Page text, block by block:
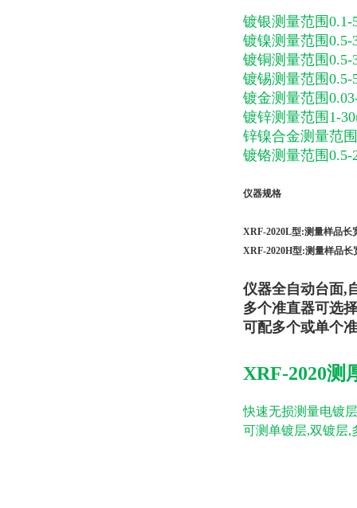
镀银测量范围0.1-
镀镍测量范围0.5-
镀铜测量范围0.5-
镀锡测量范围0.5-
镀金测量范围
镀锌测量范围1-
锌镍合金测量范
镀铬测量范围0.5-
仪器规格
XRF-2020L型:测量样品长
XRF-2020H型:测量样品长
仪器全自动台面,
多个准直器可选
可配多个或单个
XRF-2020测
快速无损测量电镀
可测单镀层,双镀层,